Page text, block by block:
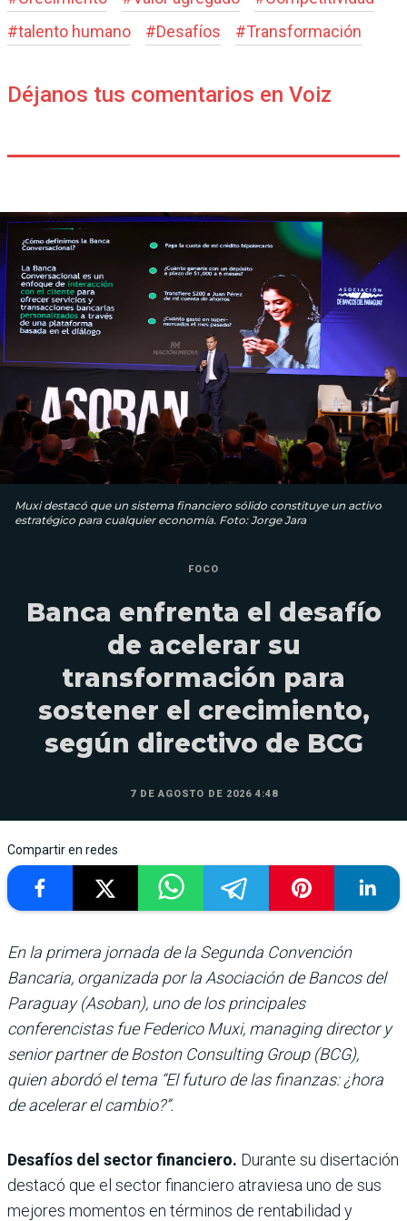
#talento humano #Desafíos #Transformación
Déjanos tus comentarios en Voiz
Muxi destacó que un sistema financiero sólido constituye un activo
estratégico para cualquier economía. Foto: Jorge Jara
FOCO
Banca enfrenta el desafío
de acelerar su
transformación para
sostener el crecimiento,
según directivo de BCG
7 DE AGOSTO DE 2026 4:48
Compartir en redes
En la primera jornada de la Segunda Convención
Bancaria, organizada por la Asociación de Bancos del
Paraguay (Asoban), uno de los principales
conferencistas fue Federico Muxi, managing director y
senior partner de Boston Consulting Group (BCG),
quien abordó el tema “El futuro de las finanzas: ¿hora
de acelerar el cambio?”.
Desafíos del sector financiero. Durante su disertación
destacó que el sector financiero atraviesa uno de sus
mejores momentos en términos de rentabilidad y